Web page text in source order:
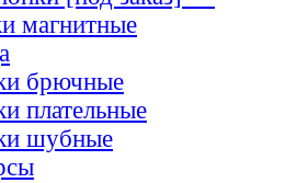
магнитные
брючные
плательные
шубные